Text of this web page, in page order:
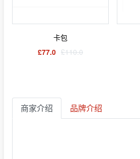
卡包
£77.0 £110.0
商家介绍 品牌介绍